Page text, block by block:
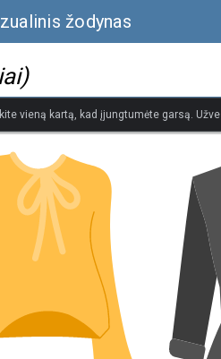
žodynas
vieną kartą, kad įjungtumėte garsą.